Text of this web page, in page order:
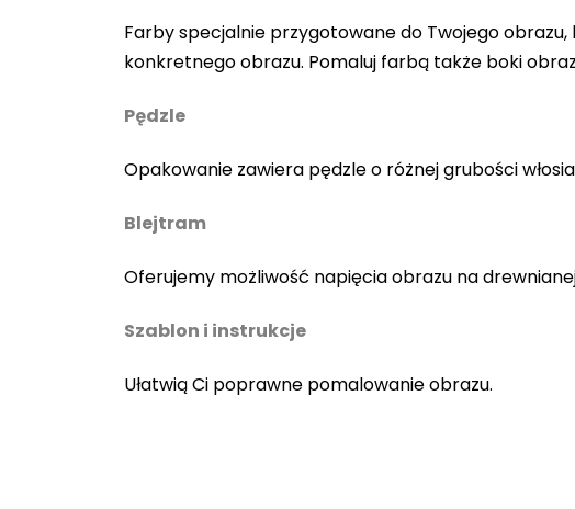
Farby specjalnie przygotowane do Twojego
konkretnego obrazu. Pomaluj farbą także boki
Pędzle
Opakowanie zawiera pędzle o różnej grubości
Blejtram
Oferujemy możliwość napięcia obrazu na
Szablon i instrukcje
Ułatwią Ci poprawne pomalowanie obrazu.